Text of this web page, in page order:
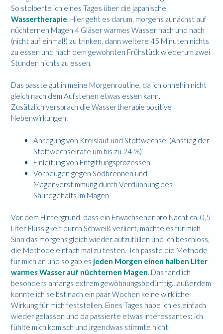
So stolperte ich eines Tages über die japanische
Wassertherapie. Hier geht es darum, morgens zunächst auf
nüchternen Magen 4 Gläser warmes Wasser nach und nach
(nicht auf einmal!) zu trinken, dann weitere 45 Minuten nichts
zu essen und nach dem gewohnten Frühstück wiederum zwei
Stunden nichts zu essen.
Das passte gut in meine Morgenroutine, da ich ohnehin nicht
gleich nach dem Aufstehen etwas essen kann.
Zusätzlich versprach die Wassertherapie positive
Nebenwirkungen:
Anregung von Kreislauf und Stoffwechsel (Anstieg der
Stoffwechselrate um bis zu 24 %)
Einleitung von Entgiftungsprozessen
Vorbeugen gegen Sodbrennen und
Magenverstimmung durch Verdünnung des
Säuregehalts im Magen
Vor dem Hintergrund, dass ein Erwachsener pro Nacht ca. 0,5
Liter Flüssigkeit durch Schweiß verliert, machte es für mich
Sinn das morgens gleich wieder aufzufüllen und ich beschloss,
die Methode einfach mal zu testen. Ich passte die Methode
für mich an und so gab es jeden Morgen einen halben Liter
warmes Wasser auf nüchternen Magen. Das fand ich
besonders anfangs extrem gewöhnungsbedürftig…außerdem
konnte ich selbst nach ein paar Wochen keine wirkliche
Wirkung für mich feststellen. Eines Tages habe ich es einfach
wieder gelassen und da passierte etwas interessantes: ich
fühlte mich komisch und irgendwas stimmte nicht.